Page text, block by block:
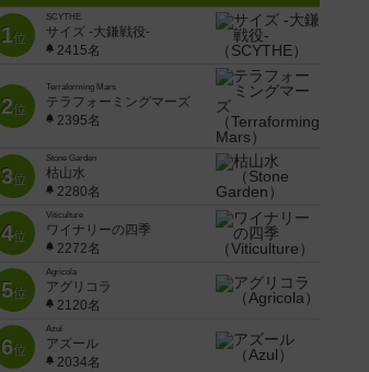
1位
SCYTHE
サイズ -大鎌戦役-
2415名
2位
Terraforming Mars
テラフォーミングマーズ
2395名
3位
Stone Garden
枯山水
2280名
4位
Viticulture
ワイナリーの四季
2272名
5位
Agricola
アグリコラ
2120名
6位
Azul
アズール
2034名